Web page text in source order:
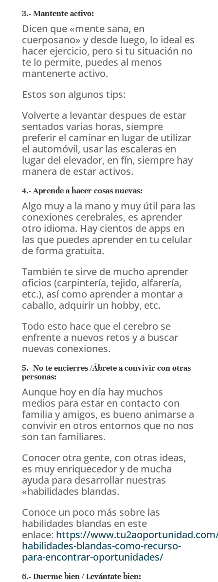
3.- Mantente activo:
Dicen que «mente sana, en
cuerposano» y desde luego, lo ideal es
hacer ejercicio, pero si tu situación no
te lo permite, puedes al menos
mantenerte activo.
Estos son algunos tips:
Volverte a levantar despues de estar
sentados varias horas, siempre
preferir el caminar en lugar de utilizar
el automóvil, usar las escaleras en
lugar del elevador, en fín, siempre hay
manera de estar activos.
4.- Aprende a hacer cosas nuevas:
Algo muy a la mano y muy útil para las
conexiones cerebrales, es aprender
otro idioma. Hay cientos de apps en
las que puedes aprender en tu celular
de forma gratuita.
También te sirve de mucho aprender
oficios (carpintería, tejido, alfarería,
etc.), así como aprender a montar a
caballo, adquirir un hobby, etc.
Todo esto hace que el cerebro se
enfrente a nuevos retos y a buscar
nuevas conexiones.
5.- No te encierres /Ábrete a convivir con otras
personas:
Aunque hoy en día hay muchos
medios para estar en contacto con
familia y amigos, es bueno animarse a
convivir en otros entornos que no nos
son tan familiares.
Conocer otra gente, con otras ideas,
es muy enriquecedor y de mucha
ayuda para desarrollar nuestras
«habilidades blandas.
Conoce un poco más sobre las
habilidades blandas en este
enlace: https://
habilidades-blandas-como-recurso-
para-encontrar-oportunidades/
6.- Duerme bien / Levántate bien: